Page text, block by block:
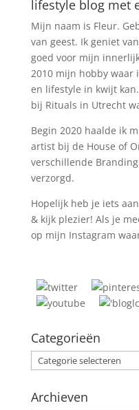
lifestyle blog met
Mijn naam is Fleur.
van geest. Ik geniet
goed voor mijn
2010 mijn hobby waar
en lifestyle in kwijt
bij Rituals in Utrecht
Begin 2020 haalde ik
artist bij de House of
verschillende
verzorgd.
Hopelijk heb je iets
& kijk plezier! Als je
op mijn Instagram
Categorieën
Categorieën
Archieven